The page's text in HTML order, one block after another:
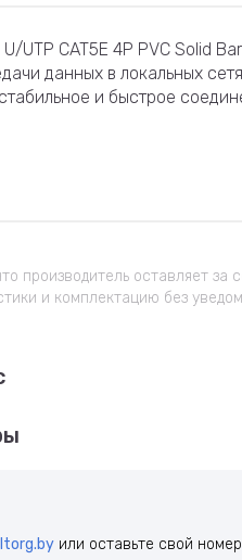
UTP CAT5E 4P PVC Solid
данных в локальных
и быстрое
производитель оставляет за
и комплектацию без
или оставьте свой